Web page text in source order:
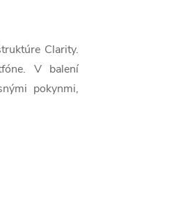
Clarity.
V balení
pokynmi,